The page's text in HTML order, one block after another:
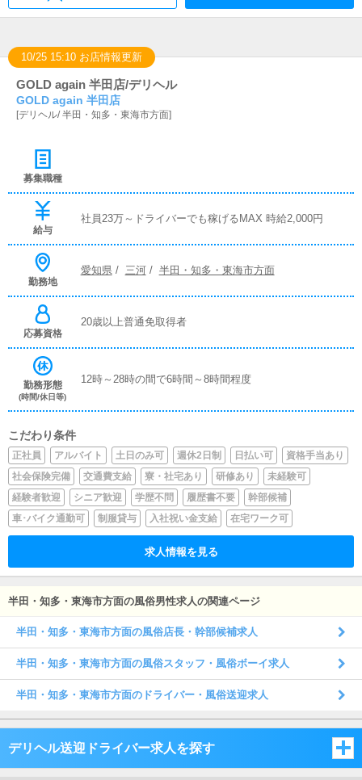
10/25 15:10 お店情報更新
GOLD again 半田店/デリヘル
GOLD again 半田店
[デリヘル/半田・知多・東海市方面]
募集職種
給与
社員23万～ドライバーでも稼げるMAX 時給2,000円
勤務地
愛知県/ 三河/ 半田・知多・東海市方面
応募資格
20歳以上普通免取得者
勤務形態
(時間/休日等)
12時～28時の間で6時間～8時間程度
こだわり条件
正社員 アルバイト 土日のみ可 週休2日制 日払い可
資格手当あり
社会保険完備
交通費支給 寮・社宅あり 研修あり
未経験可
経験者歓迎
シニア歓迎 学歴不問 履歴書不要
幹部候補
車･バイク通勤可
制服貸与 入社祝い金支給 在宅ワーク可
求人情報を見る
半田・知多・東海市方面の風俗男性求人の関連ページ
半田・知多・東海市方面の風俗店長・幹部候補求人
半田・知多・東海市方面の風俗スタッフ・風俗ボーイ求人
半田・知多・東海市方面のドライバー・風俗送迎求人
デリヘル送迎ドライバー求人を探す